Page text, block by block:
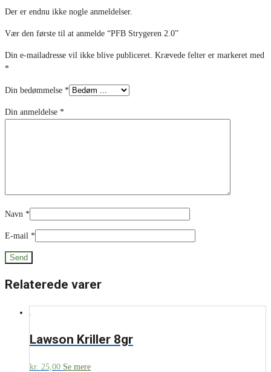
Der er endnu ikke nogle anmeldelser.
Vær den første til at anmelde “PFB Strygeren 2.0”
Din e-mailadresse vil ikke blive publiceret. Krævede felter er markeret med
*
Din bedømmelse *
Din anmeldelse *
Navn *
E-mail *
Relaterede varer
Lawson Kriller 8gr
kr. 25,00 Se mere